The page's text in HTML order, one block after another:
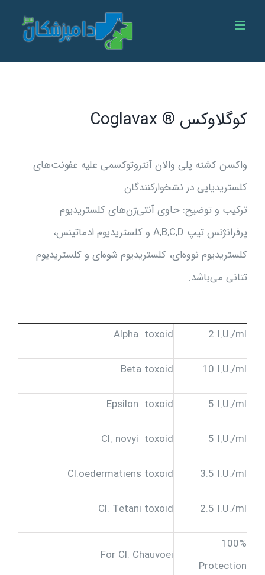
کوگلاوکس ® Coglavax
واکسن کشته پلی والان آنتروتوکسمی علیه عفونت‌های
کلستریدیایی در نشخوارکنندگان
ترکیب و توضیح: حاوی آنتی‌ژن‌های کلستریدیوم
پرفرانژنس تیپ A,B,C,D و کلستریدیوم ادماتینس،
کلستریدیوم نووه‌ای، کلستریدیوم شوه‌ای و کلستریدیوم
تتانی می‌باشد.
2 I.U./ml
Alpha toxoid
10 I.U./ml
Beta toxoid
5 I.U./ml
Epsilon toxoid
5 I.U./ml
Cl. novyi toxoid
3.5 I.U./ml
Cl.oedermatiens toxoid
2.5 I.U./ml
Cl. Tetani toxoid
100%
Protection
For Cl. Chauvoei